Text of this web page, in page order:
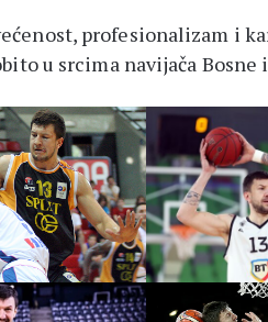
profesionalizam i
u srcima navijača